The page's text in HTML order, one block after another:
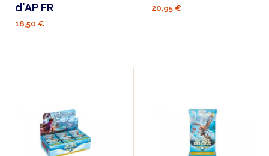
d'AP FR
18,50 €
20,95 €